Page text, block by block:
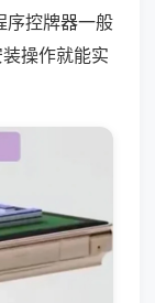
序控牌器一般
操作就能实